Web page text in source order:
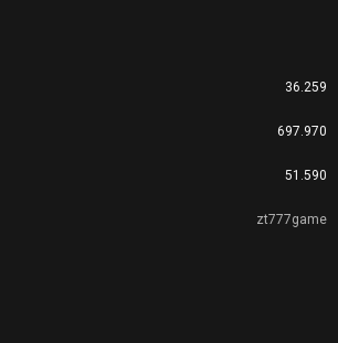
36.259
697.970
51.590
zt777game